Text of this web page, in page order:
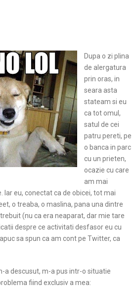
Dupa o zi plina
de alergatura
prin oras, in
seara asta
stateam si eu
ca tot omul,
satul de cei
patru pereti, pe
o banca in parc
cu un prieten,
ocazie cu care
am mai
Iar eu, conectat ca de obicei, tot mai
o treaba, o maslina, pana una dintre
(nu ca era neaparat, dar mie tare
despre ce activitati desfasor eu cu
sa spun ca am cont pe Twitter, ca
a descusut, m-a pus intr-o situatie
fiind exclusiv a mea: